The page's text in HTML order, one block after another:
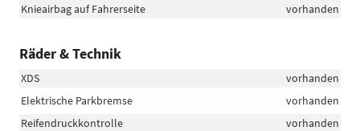
Knieairbag auf Fahrerseite
vorhanden
Räder & Technik
XDS
vorhanden
Elektrische Parkbremse
vorhanden
Reifendruckkontrolle
vorhanden